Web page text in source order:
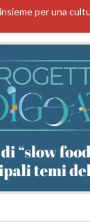
per una